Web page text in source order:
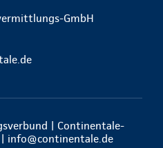
GmbH
| Continentale-
info@continentale.de